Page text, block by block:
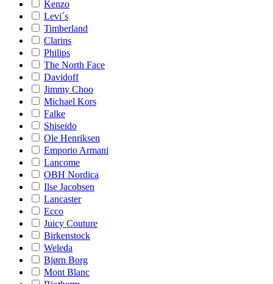
Kenzo
Levi´s
Timberland
Clarins
Philips
The North Face
Davidoff
Jimmy Choo
Michael Kors
Falke
Shiseido
Ole Henriksen
Emporio Armani
Lancome
OBH Nordica
Ilse Jacobsen
Lancaster
Ecco
Juicy Couture
Birkenstock
Weleda
Bjørn Borg
Mont Blanc